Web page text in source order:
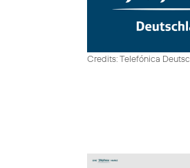
Credits: Telefónica